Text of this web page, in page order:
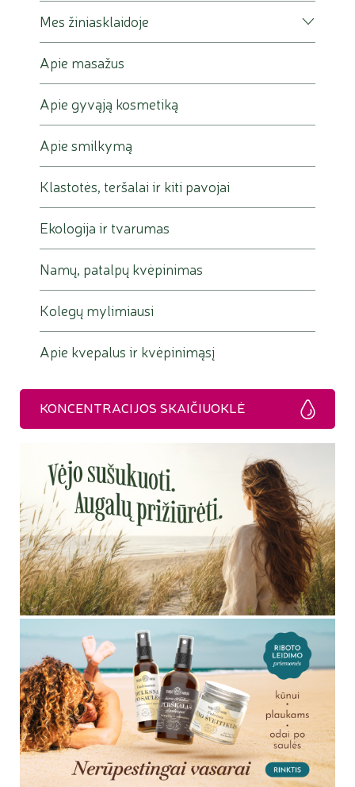
Mes žiniasklaidoje
Apie masažus
Apie gyvąją kosmetiką
Apie smilkymą
Klastotės, teršalai ir kiti pavojai
Ekologija ir tvarumas
Namų, patalpų kvėpinimas
Kolegų mylimiausi
Apie kvepalus ir kvėpinimąsį
KONCENTRACIJOS SKAIČIUOKLĖ